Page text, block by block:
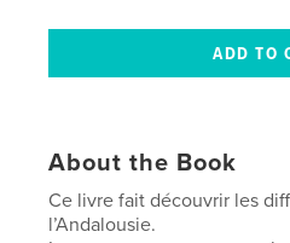
About the Book
Ce livre fait découvrir les
l’Andalousie.